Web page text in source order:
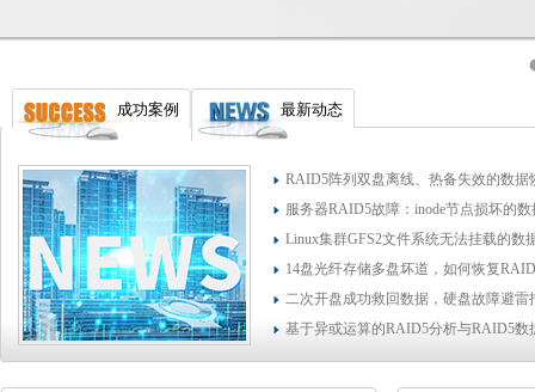
成功案例 最新动态
RAID5阵列双盘离线、热备失效的数据
服务器RAID5故障：inode节点损坏的
Linux集群GFS2文件系统无法挂载的数
14盘光纤存储多盘坏道，如何恢复
二次开盘成功救回数据，硬盘故障避雷
基于异或运算的RAID5分析与RAID5数